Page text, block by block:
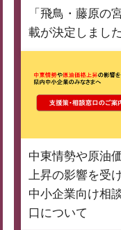
「飛鳥・藤原の
載が決定しました
中東情勢や原油
上昇の影響を受
中小企業向け相
口について